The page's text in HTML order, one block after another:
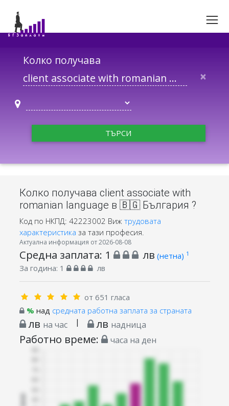
Колко получава
×
ТЪРСИ
Колко получава client associate with
romanian language в 🇧🇬 България ?
Код по НКПД: 42223002 Виж трудовата
характеристика за тази професия.
Актуална информация от 2026-08-08
Средна заплата: 1 лв (нетна) 1
За година: 1 лв
от 651 гласа
% над средната работна заплата за страната
лв на час | лв надница
Работно време: часа на ден